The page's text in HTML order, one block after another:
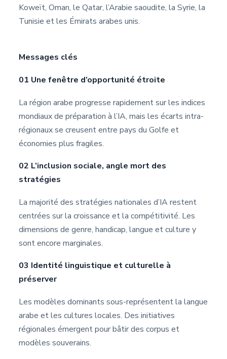
Koweït, Oman, le Qatar, l’Arabie saoudite, la Syrie, la
Tunisie et les Émirats arabes unis.
Messages clés
01 Une fenêtre d’opportunité étroite
La région arabe progresse rapidement sur les indices
mondiaux de préparation à l’IA, mais les écarts intra-
régionaux se creusent entre pays du Golfe et
économies plus fragiles.
02 L’inclusion sociale, angle mort des
stratégies
La majorité des stratégies nationales d’IA restent
centrées sur la croissance et la compétitivité. Les
dimensions de genre, handicap, langue et culture y
sont encore marginales.
03 Identité linguistique et culturelle à
préserver
Les modèles dominants sous-représentent la langue
arabe et les cultures locales. Des initiatives
régionales émergent pour bâtir des corpus et
modèles souverains.